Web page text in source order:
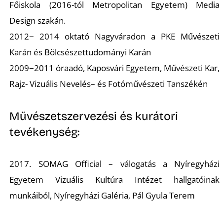
Főiskola (2016-tól Metropolitan Egyetem) Media
Design szakán.
2012− 2014 oktató Nagyváradon a PKE Művészeti
Karán és Bölcsészettudományi Karán
2009−2011 óraadó, Kaposvári Egyetem, Művészeti Kar,
Rajz- Vizuális Nevelés– és Fotóművészeti Tanszékén
Művészetszervezési és kurátori
tevékenység:
2017. SOMAG Official – válogatás a Nyíregyházi
Egyetem Vizuális Kultúra Intézet hallgatóinak
munkáiból, Nyíregyházi Galéria, Pál Gyula Terem